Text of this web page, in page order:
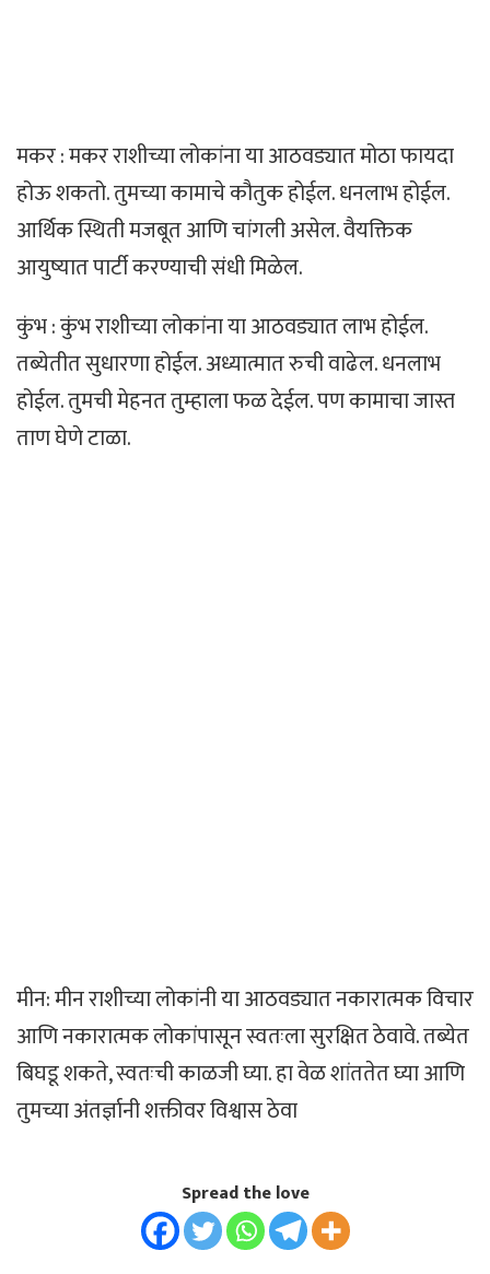
मकर : मकर राशीच्या लोकांना या आठवड्यात मोठा फायदा
होऊ शकतो. तुमच्या कामाचे कौतुक होईल. धनलाभ होईल.
आर्थिक स्थिती मजबूत आणि चांगली असेल. वैयक्तिक
आयुष्यात पार्टी करण्याची संधी मिळेल.
कुंभ : कुंभ राशीच्या लोकांना या आठवड्यात लाभ होईल.
तब्येतीत सुधारणा होईल. अध्यात्मात रुची वाढेल. धनलाभ
होईल. तुमची मेहनत तुम्हाला फळ देईल. पण कामाचा जास्त
ताण घेणे टाळा.
मीन: मीन राशीच्या लोकांनी या आठवड्यात नकारात्मक विचार
आणि नकारात्मक लोकांपासून स्वतःला सुरक्षित ठेवावे. तब्येत
बिघडू शकते, स्वतःची काळजी घ्या. हा वेळ शांततेत घ्या आणि
तुमच्या अंतर्ज्ञानी शक्तीवर विश्वास ठेवा
Spread the love